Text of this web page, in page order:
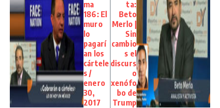
ma
186: El
muro
lo
pagarí
an los
cártele
s /
enero
30,
2017
ta:
Beto
Merlo |
Sin
cambio
s el
discurs
o
xenófo
bo de
Trump